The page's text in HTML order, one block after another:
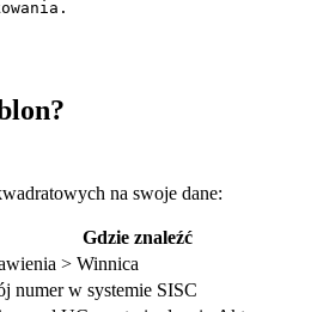
na swoje dane:
Gdzie znaleźć
> Winnica
numer w systemie SISC